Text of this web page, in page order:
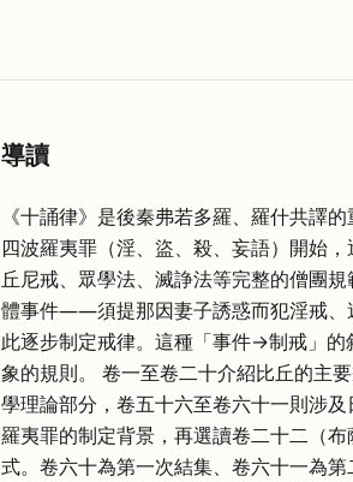
導讀
《十誦律》是後秦弗若多羅、羅什共譯
四波羅夷罪（淫、盜、殺、妄語）開始
丘尼戒、眾學法、滅諍法等完整的僧團
體事件——須提那因妻子誘惑而犯淫戒
此逐步制定戒律。這種「事件→制戒」
象的規則。 卷一至卷二十介紹比丘的主
學理論部分，卷五十六至卷六十一則涉
羅夷罪的制定背景，再選讀卷二十二（
式。卷六十為第一次結集、卷六十一為